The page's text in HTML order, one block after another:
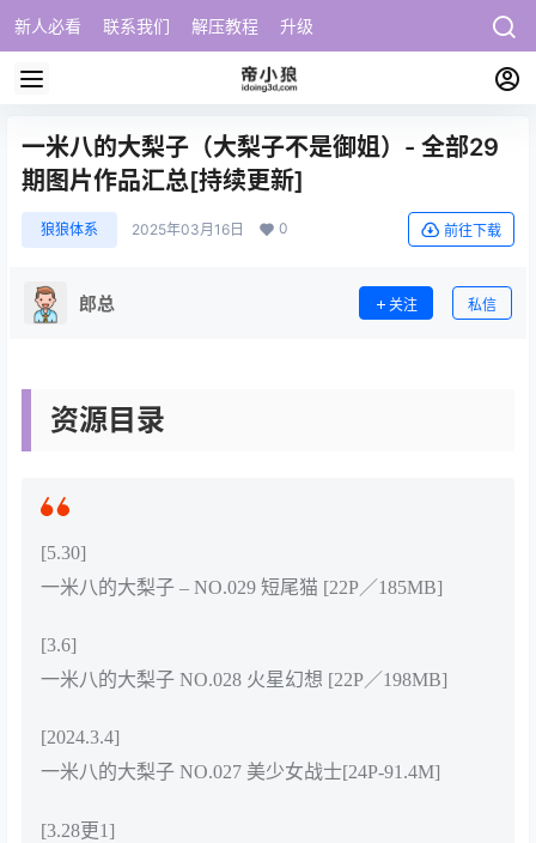
新人必看 联系我们 解压教程 升级
一米八的大梨子（大梨子不是御姐）- 全部29
期图片作品汇总[持续更新]
狼狼体系 2025年03月16日 0 前往下载
郎总 关注 私信
资源目录
[5.30]
一米八的大梨子 – NO.029 短尾猫 [22P／185MB]
[3.6]
一米八的大梨子 NO.028 火星幻想 [22P／198MB]
[2024.3.4]
一米八的大梨子 NO.027 美少女战士[24P-91.4M]
[3.28更1]